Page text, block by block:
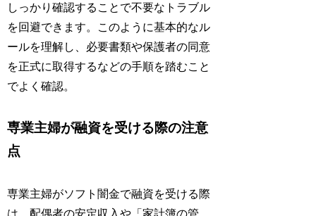
しっかり確認することで不要なトラブル
を回避できます。このように基本的なル
ールを理解し、必要書類や保護者の同意
を正式に取得するなどの手順を踏むこと
でよく確認。
専業主婦が融資を受ける際の注意
点
専業主婦がソフト闇金で融資を受ける際
は、配偶者の安定収入や「家計簿の管